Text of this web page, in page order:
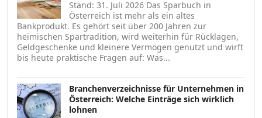
Stand: 31. Juli 2026 Das Sparbuch in
Österreich ist mehr als ein altes
Bankprodukt. Es gehört seit über 200 Jahren zur
heimischen Spartradition, wird weiterhin für Rücklagen,
Geldgeschenke und kleinere Vermögen genutzt und wirft
bis heute praktische Fragen auf: Was...
Branchenverzeichnisse für Unternehmen in
Österreich: Welche Einträge sich wirklich
lohnen